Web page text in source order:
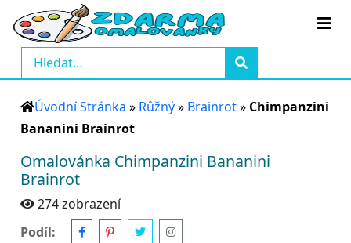
Úvodní Stránka » Růžný» Brainrot» Chimpanzini
Bananini Brainrot
Omalovánka Chimpanzini Bananini
Brainrot
274 zobrazení
Podíl: